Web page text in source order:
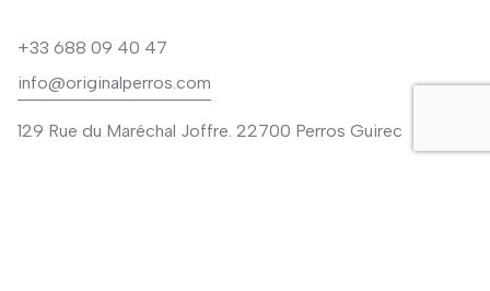
+33 688 09 40 47
info@originalperros.com
129 Rue du Maréchal Joffre. 22700 Perros Guirec